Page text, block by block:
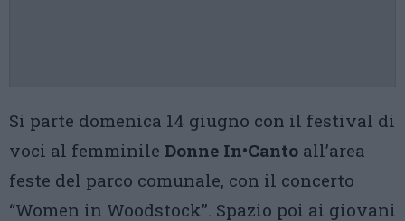
Si parte domenica 14 giugno con il festival di
voci al femminile Donne In•Canto all’area
feste del parco comunale, con il concerto
“Women in Woodstock”. Spazio poi ai giovani